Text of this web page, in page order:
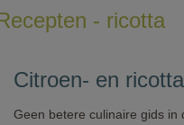
- ricotta
Citroen- en
Geen betere culinaire gids in